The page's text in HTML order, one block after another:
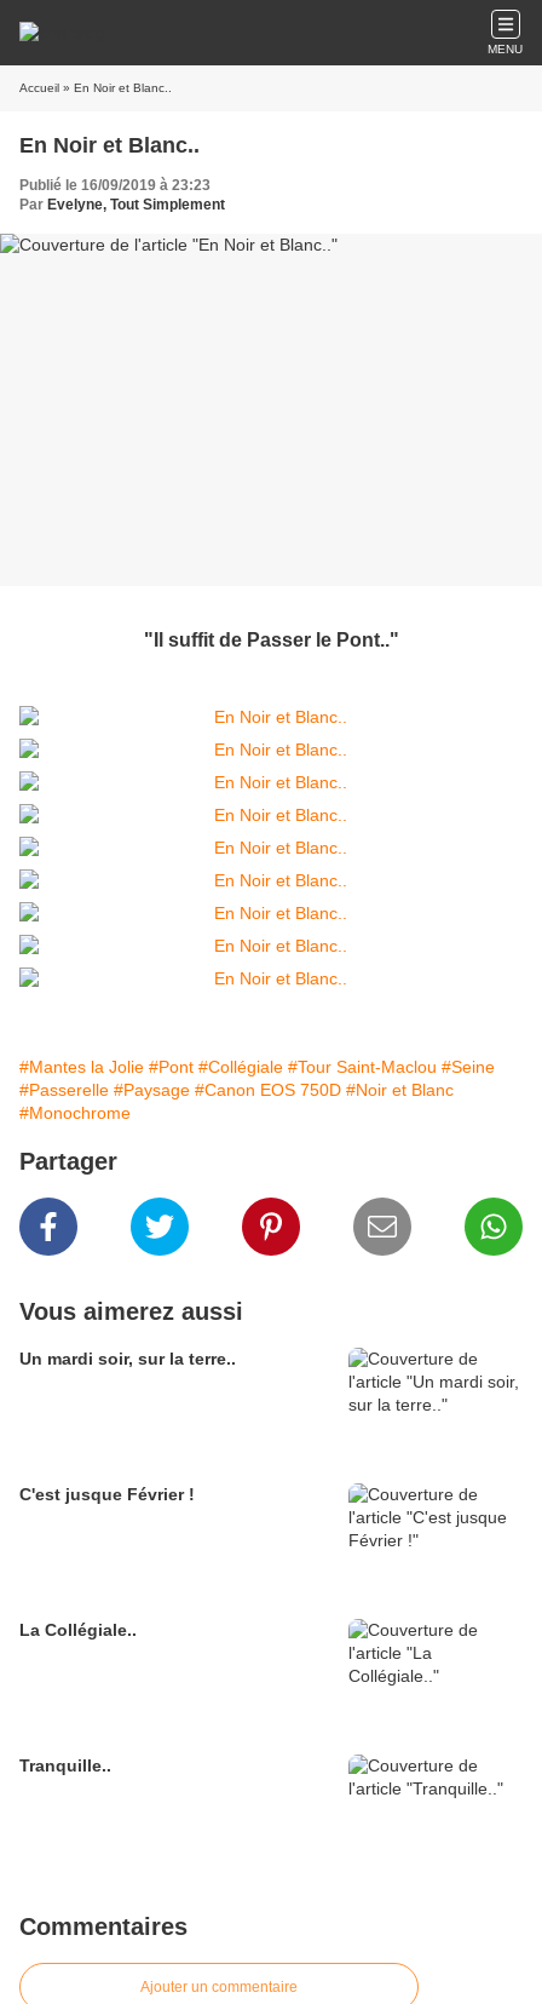
MENU
Accueil » En Noir et Blanc..
En Noir et Blanc..
Publié le 16/09/2019 à 23:23
Par Evelyne, Tout Simplement
"Il suffit de Passer le Pont.."
#Mantes la Jolie #Pont #Collégiale #Tour Saint-Maclou #Seine
#Passerelle #Paysage #Canon EOS 750D #Noir et Blanc
#Monochrome
Partager
Vous aimerez aussi
Un mardi soir, sur la terre..
C'est jusque Février !
La Collégiale..
Tranquille..
Commentaires
Ajouter un commentaire